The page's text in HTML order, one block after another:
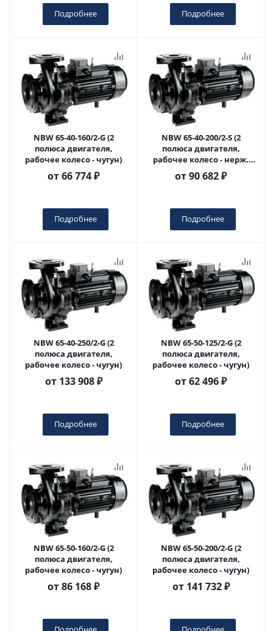
Подробнее Подробнее
NBW 65-40-160/2-G (2
полюса двигателя,
рабочее колесо - чугун)
от66 774 ₽
Подробнее
NBW 65-40-200/2-S (2
полюса двигателя,
рабочее колесо - нерж.
сталь)
от90 682 ₽
Подробнее
NBW 65-40-250/2-G (2
полюса двигателя,
рабочее колесо - чугун)
от 133 908 ₽
Подробнее
NBW 65-50-125/2-G (2
полюса двигателя,
рабочее колесо - чугун)
от62 496 ₽
Подробнее
NBW 65-50-160/2-G (2
полюса двигателя,
рабочее колесо - чугун)
от86 168 ₽
NBW 65-50-200/2-G (2
полюса двигателя,
рабочее колесо - чугун)
от 141 732 ₽